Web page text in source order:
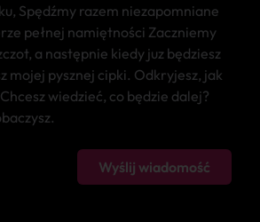
Spędźmy razem niezapomniane
pełnej namiętności Zaczniemy
a następnie kiedy juz będziesz
mojej pysznej cipki. Odkryjesz, jak
wiedzieć, co będzie dalej?
Wyślij wiadomość